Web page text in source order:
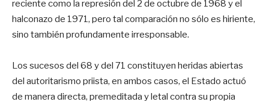
reciente como la represión del 2 de octubre de 1968 y el
halconazo de 1971, pero tal comparación no sólo es hiriente,
sino también profundamente irresponsable.
Los sucesos del 68 y del 71 constituyen heridas abiertas
del autoritarismo priista, en ambos casos, el Estado actuó
de manera directa, premeditada y letal contra su propia